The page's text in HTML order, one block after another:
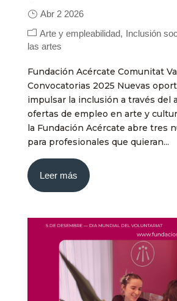
Abr 2 2026
Arte y empleabilidad
Inclusión
las artes
Fundación Acércate Comunitat
Convocatorias 2025 Nuevas
impulsar la inclusión a través del
ofertas de empleo en arte y
la Fundación Acércate abre tres
para profesionales que quieran...
Leer más